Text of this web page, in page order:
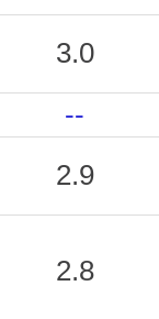
55
39
40
3.0
--
2.9
2.8